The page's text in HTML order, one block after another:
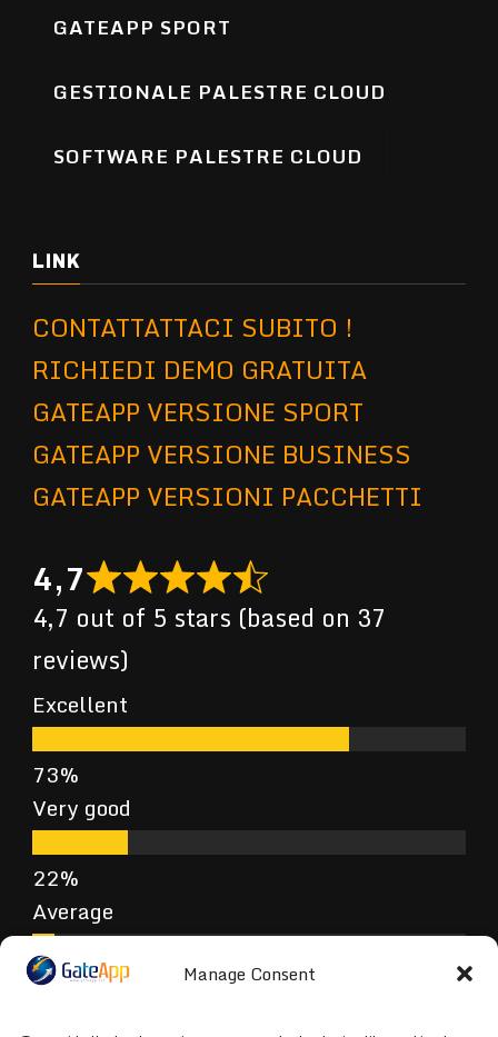
Manage Consent
GATEAPP SPORT
GESTIONALE PALESTRE CLOUD
SOFTWARE PALESTRE CLOUD
LINK
CONTATTATTACI SUBITO !
RICHIEDI DEMO GRATUITA
GATEAPP VERSIONE SPORT
GATEAPP VERSIONE BUSINESS
GATEAPP VERSIONI PACCHETTI
4,7
4,7 out of 5 stars (based on 37
reviews)
Excellent
Very good
Average